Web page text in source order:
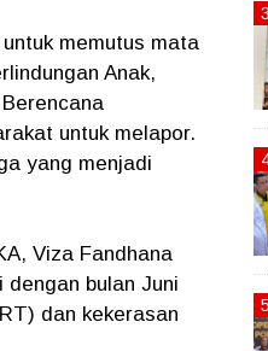
memutus mata
Anak,
untuk melapor.
yang menjadi
Viza Fandhana
bulan Juni
dan kekerasan